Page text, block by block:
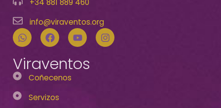
+34 881 889 460
info@viraventos.org
Viraventos
Coñecenos
Servizos